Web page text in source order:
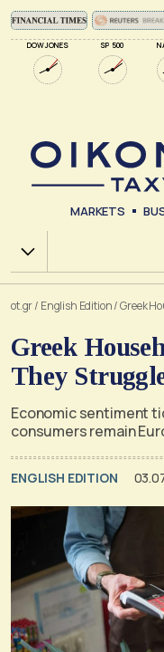
DOW JONES SP 500
MARKETS
Χ.Α.
ot.gr/ English Edition/Greek
Greek
They
Economic sentiment
consumers remain
ENGLISH EDITION